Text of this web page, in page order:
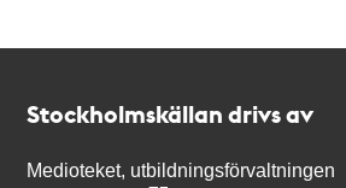
Stockholmskällan drivs av
Medioteket, utbildningsförvaltningen